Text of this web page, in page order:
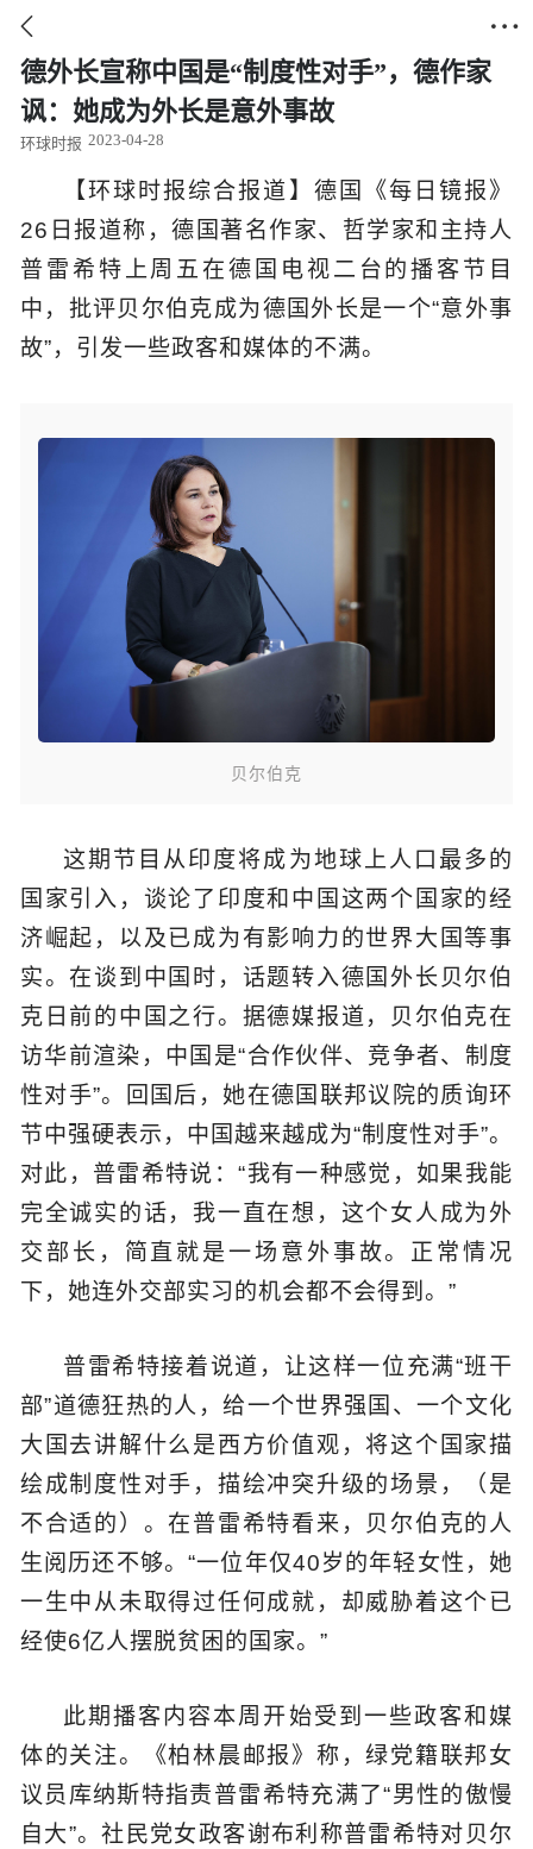
 
德外长宣称中国是“制度性对手”，德作家
讽：她成为外长是意外事故
环球时报 2023-04-28
【环球时报综合报道】德国《每日镜报》
26日报道称，德国著名作家、哲学家和主持人
普雷希特上周五在德国电视二台的播客节目
中，批评贝尔伯克成为德国外长是一个“意外事
故”，引发一些政客和媒体的不满。
贝尔伯克
这期节目从印度将成为地球上人口最多的
国家引入，谈论了印度和中国这两个国家的经
济崛起，以及已成为有影响力的世界大国等事
实。在谈到中国时，话题转入德国外长贝尔伯
克日前的中国之行。据德媒报道，贝尔伯克在
访华前渲染，中国是“合作伙伴、竞争者、制度
性对手”。回国后，她在德国联邦议院的质询环
节中强硬表示，中国越来越成为“制度性对手”。
对此，普雷希特说：“我有一种感觉，如果我能
完全诚实的话，我一直在想，这个女人成为外
交部长，简直就是一场意外事故。正常情况
下，她连外交部实习的机会都不会得到。”
普雷希特接着说道，让这样一位充满“班干
部”道德狂热的人，给一个世界强国、一个文化
大国去讲解什么是西方价值观，将这个国家描
绘成制度性对手，描绘冲突升级的场景，（是
不合适的）。在普雷希特看来，贝尔伯克的人
生阅历还不够。“一位年仅40岁的年轻女性，她
一生中从未取得过任何成就，却威胁着这个已
经使6亿人摆脱贫困的国家。”
此期播客内容本周开始受到一些政客和媒
体的关注。《柏林晨邮报》称，绿党籍联邦女
议员库纳斯特指责普雷希特充满了“男性的傲慢
自大”。社民党女政客谢布利称普雷希特对贝尔